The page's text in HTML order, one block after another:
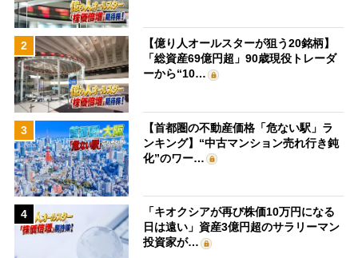
2
【億り人オールスターが狙う20銘柄】
「総資産69億円超」90歳現役トレーダ
ーから“10…
3
【首都圏の不動産価格「危ない駅」ラ
ンキング】“中古マンション売れ行き鈍
化”のワー…
4
「キオクシアが再び株価10万円になる
日は遠い」資産3億円超のサラリーマン
投資家が…